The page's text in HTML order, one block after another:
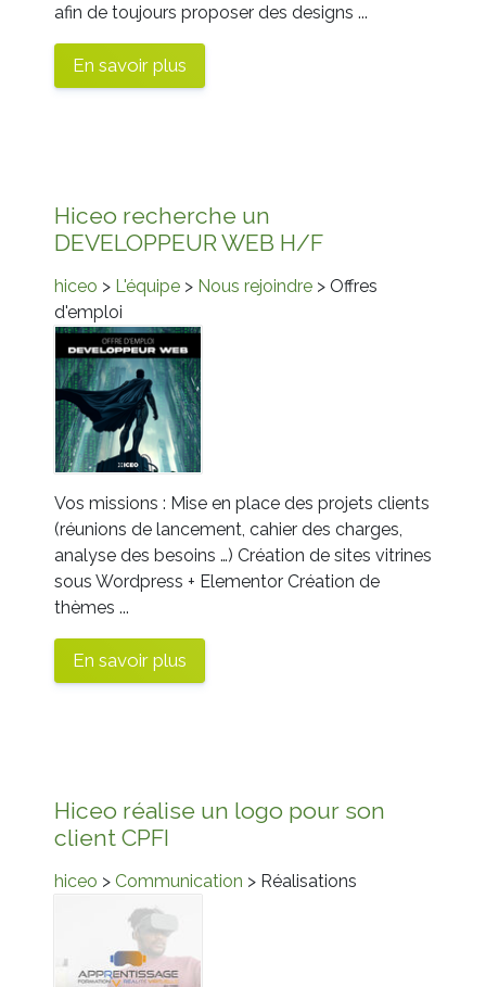
afin de toujours proposer des designs ...
En savoir plus
Hiceo recherche un
DEVELOPPEUR WEB H/F
hiceo > L'équipe > Nous rejoindre > Offres
d'emploi
Vos missions : Mise en place des projets clients
(réunions de lancement, cahier des charges,
analyse des besoins …) Création de sites vitrines
sous Wordpress + Elementor Création de
thèmes ...
En savoir plus
Hiceo réalise un logo pour son
client CPFI
hiceo > Communication > Réalisations